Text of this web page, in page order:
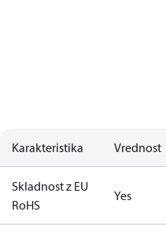
Karakteristika Vrednost
Skladnost z EU
RoHS
Yes